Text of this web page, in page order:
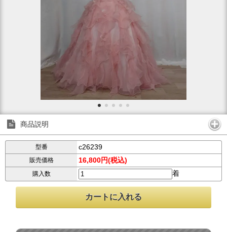
商品説明
型番 c26239
販売価格 16,800円(税込)
購入数 着